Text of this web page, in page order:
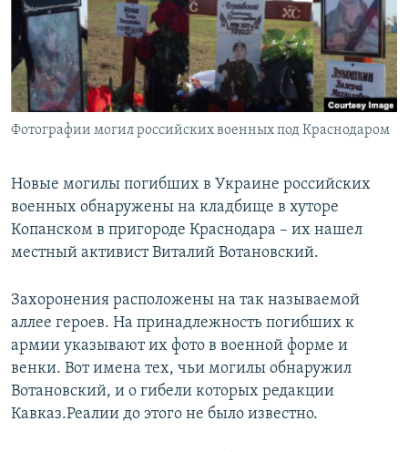
ПОДПИШИТЕСЬ НА РАССЫЛКУ
СОЦИАЛЬНЫЕ СЕТИ
Все сайты РСЕ/РС
Фотографии могил российских военных под Краснодаром
Новые могилы погибших в Украине российских
военных обнаружены на кладбище в хуторе
Копанском в пригороде Краснодара – их нашел
местный активист Виталий Вотановский.
Захоронения расположены на так называемой
аллее героев. На принадлежность погибших к
армии указывают их фото в военной форме и
венки. Вот имена тех, чьи могилы обнаружил
Вотановский, и о гибели которых редакции
Кавказ.Реалии до этого не было известно.